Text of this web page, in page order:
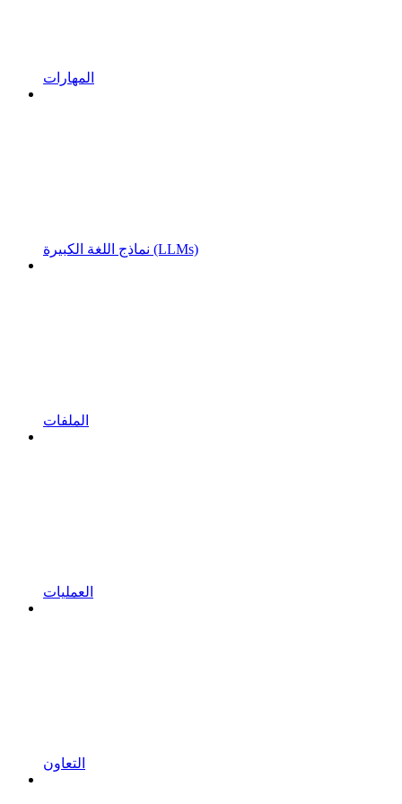
المهارات
نماذج اللغة الكبيرة (LLMs)
الملفات
العمليات
التعاون